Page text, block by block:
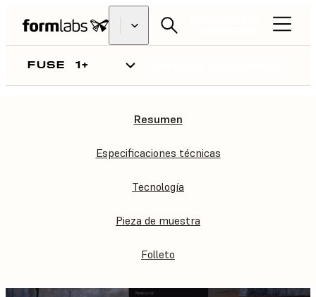
FUSE 1+
Resumen
Especificaciones técnicas
Tecnología
Pieza de muestra
Folleto
FUSE 1+